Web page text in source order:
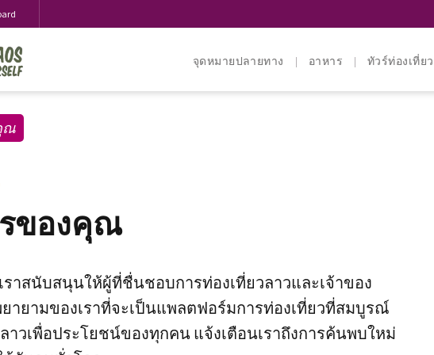
จุดหมายปลายทาง อาหาร ทัวร์ท่องเที่ยว
ณ
ของคุณ
เราสนับสนุนให้ผู้ที่ชื่นชอบการท่องเที่ยวลาวและเจ้าของ
ายามของเราที่จะเป็นแพลตฟอร์มการท่องเที่ยวที่สมบูรณ์
วเพื่อประโยชน์ของทุกคน แจ้งเตือนเราถึงการค้นพบใหม่